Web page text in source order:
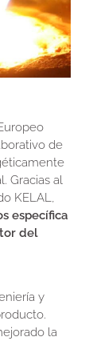
de
Gracias al
KELAL,
específica
del
y
la